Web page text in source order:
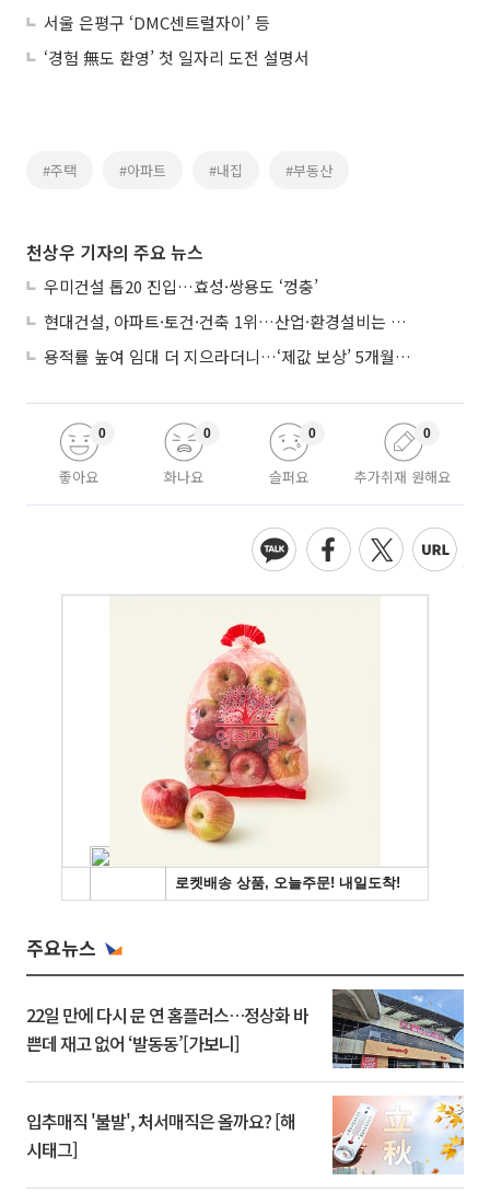
서울 은평구 ‘DMC센트럴자이’ 등
‘경험 無도 환영’ 첫 일자리 도전 설명서
#주택 #아파트 #내집 #부동산
천상우 기자의 주요 뉴스
우미건설 톱20 진입…효성·쌍용도 ‘껑충’
현대건설, 아파트·토건·건축 1위…산업·환경설비는 삼성E&A
용적률 높여 임대 더 지으라더니…‘제값 보상’ 5개월째 국회에 발목
좋아요
0
화나요
0
슬퍼요
0
추가취재 원해요
0
주요뉴스
22일 만에 다시 문 연 홈플러스…정상화 바
쁜데 재고 없어 ‘발동동’[가보니]
입추매직 '불발', 처서매직은 올까요? [해
시태그]